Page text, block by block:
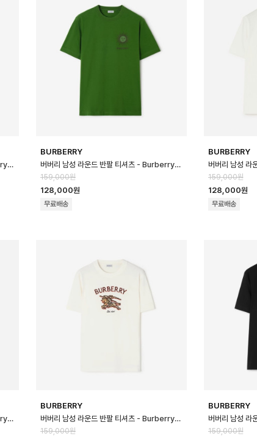
버버리 남성 라운드 반팔 티셔츠 - Burberry Mens Round Tshirt - b…
BURBERRY
버버리 남성 라운드 반팔 티셔츠 - Burberry Mens Round Tshirt - b…
159,000원
128,000원
무료배송
BURBERRY
159,000원
128,000원
무료배송
버버리 남성 라운드 반팔 티셔츠 - Burberry Mens Round Tshirt - b…
BURBERRY
버버리 남성 라운드 반팔 티셔츠 - Burberry Mens Round Tshirt - b…
159,000원
BURBERRY
159,000원